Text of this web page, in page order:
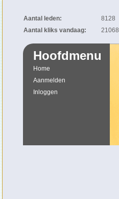
Aantal leden:
8128
Aantal kliks vandaag:
21068
Hoofdmenu
Home
Aanmelden
Inloggen